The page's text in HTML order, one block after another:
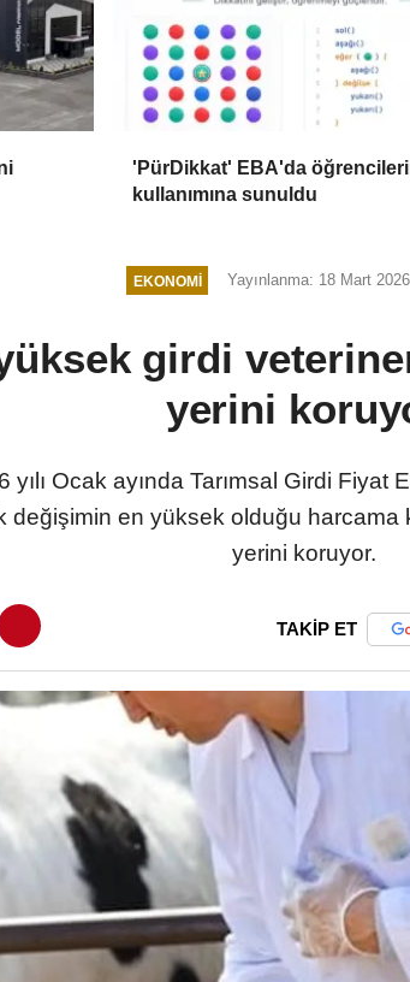
'PürDikkat' EBA'da
kullanımına sunuldu
EKONOMI Yayınlanma: 18 Mart
girdi
yerini
Ocak ayında Tarımsal Girdi Fiyat
değişimin en yüksek olduğu
yerini koruyor.
TAKİP ET